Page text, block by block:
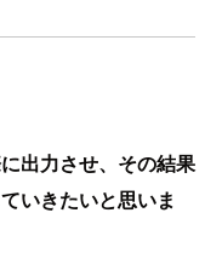
出力させ、その結果
いきたいと思いま